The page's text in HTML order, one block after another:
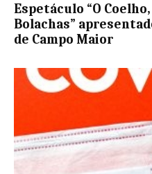
Espetáculo “O
Bolachas”
de Campo Maior